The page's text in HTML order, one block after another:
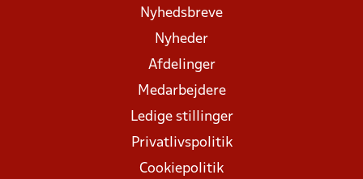
Nyhedsbreve
Nyheder
Afdelinger
Medarbejdere
Ledige stillinger
Privatlivspolitik
Cookiepolitik